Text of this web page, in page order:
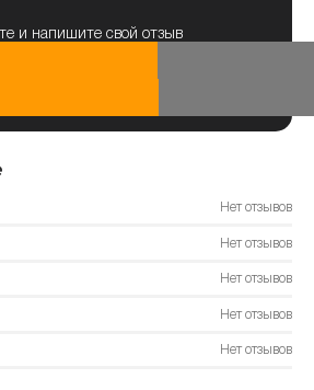
и напишите свой отзыв
Нет отзывов
Нет отзывов
Нет отзывов
Нет отзывов
Нет отзывов